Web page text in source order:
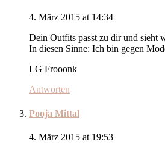
4. März 2015 at 14:34
Dein Outfits passt zu dir und sieht
In diesen Sinne: Ich bin gegen
LG Frooonk
Antworten
Pooja Mittal
4. März 2015 at 19:53